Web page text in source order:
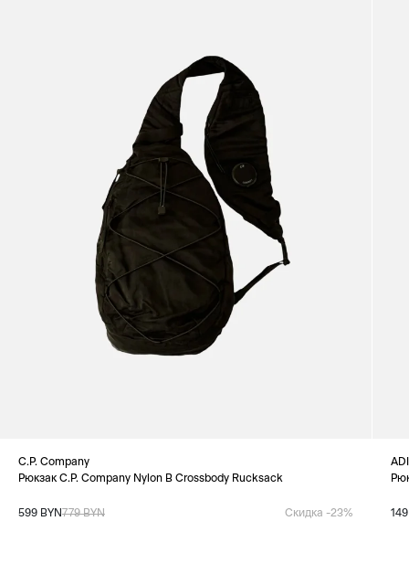
C.P. Company
Рюкзак C.P. Company Nylon B Crossbody Rucksack
599 BYN779 BYN Скидка -23%